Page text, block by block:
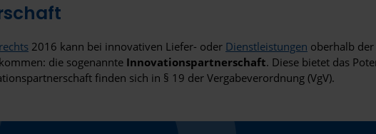
2016 kann bei innovativen Liefer- oder Dienstleistungen oberhalb der
die sogenannte Innovationspartnerschaft. Diese bietet das
finden sich in § 19 der Vergabeverordnung (VgV).